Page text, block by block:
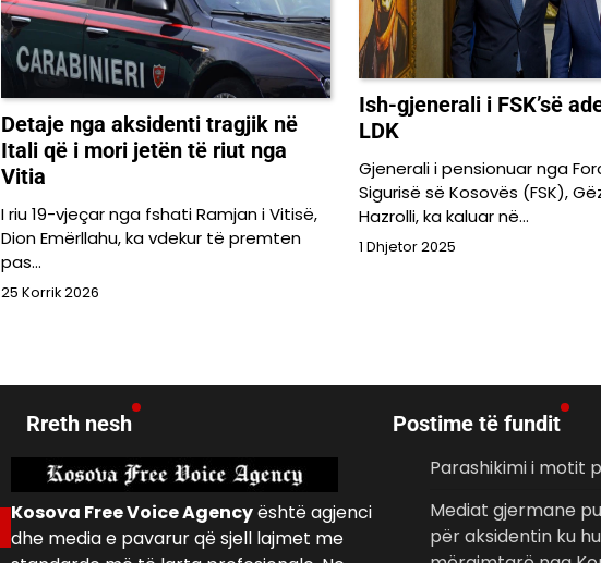
Detaje nga aksidenti tragjik në
Itali që i mori jetën të riut nga
Vitia
I riu 19-vjeçar nga fshati Ramjan i Vitisë,
Dion Emërllahu, ka vdekur të premten
pas…
25 Korrik 2026
Ish-gjenerali i FSK’së
LDK
Gjenerali i pensionuar nga
Sigurisë së Kosovës (FSK),
Hazrolli, ka kaluar në…
1 Dhjetor 2025
Rreth nesh
Kosova Free Voice Agencyështë agjenci
dhe media e pavarur që sjell lajmet me
Postime të fundit
Parashikimi i motit
Mediat gjermane
për aksidentin ku